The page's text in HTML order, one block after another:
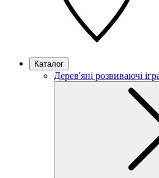
Каталог
Дерев'яні розвиваючі